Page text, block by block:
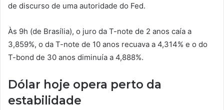
de discurso de uma autoridade do Fed.
Às 9h (de Brasília), o juro da T-note de 2 anos caía a
3,859%, o da T-note de 10 anos recuava a 4,314% e o do
T-bond de 30 anos diminuía a 4,888%.
Dólar hoje opera perto da
estabilidade